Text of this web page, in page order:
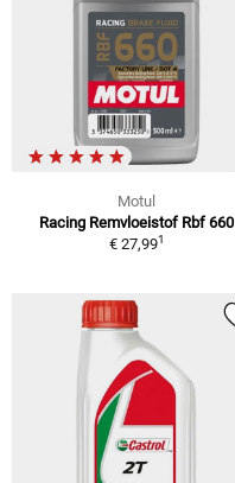
Motul
Racing Remvloeistof Rbf 660
€ 27,991